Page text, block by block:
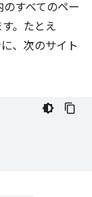
すべてのペー
。たとえ
、次のサイト